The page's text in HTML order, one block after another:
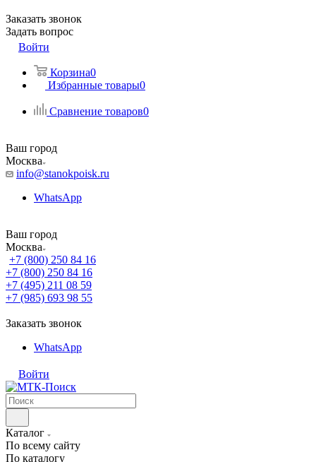
Заказать звонок
Задать вопрос
Войти
Корзина0
Избранные товары0
Сравнение товаров0
Ваш город
Москва
info@stanokpoisk.ru
WhatsApp
Ваш город
Москва
+7 (800) 250 84 16
+7 (800) 250 84 16
+7 (495) 211 08 59
+7 (985) 693 98 55
Заказать звонок
WhatsApp
Войти
Каталог
По всему сайту
По каталогу